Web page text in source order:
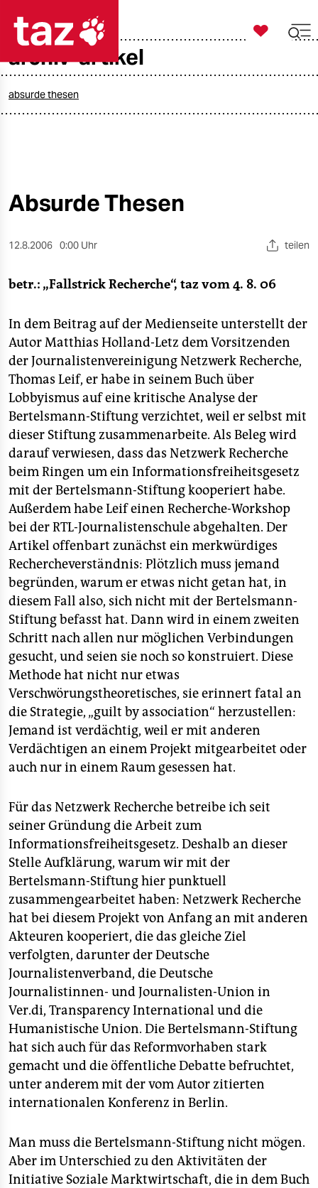
öko
sport
berlin
nord
wahrheit
verlag
verlag
veranstaltungen
shop
fragen & hilfe
unterstützen
abo
genossenschaft
epaper login

taz zahl ich
archiv-artikel
absurde thesen
Absurde Thesen
12.8.2006 0:00 Uhr teilen
betr.: „Fallstrick Recherche“, taz vom 4. 8. 06
In dem Beitrag auf der Medienseite unterstellt der
Autor Matthias Holland-Letz dem Vorsitzenden
der Journalistenvereinigung Netzwerk Recherche,
Thomas Leif, er habe in seinem Buch über
Lobbyismus auf eine kritische Analyse der
Bertelsmann-Stiftung verzichtet, weil er selbst mit
dieser Stiftung zusammenarbeite. Als Beleg wird
darauf verwiesen, dass das Netzwerk Recherche
beim Ringen um ein Informationsfreiheitsgesetz
mit der Bertelsmann-Stiftung kooperiert habe.
Außerdem habe Leif einen Recherche-Workshop
bei der RTL-Journalistenschule abgehalten. Der
Artikel offenbart zunächst ein merkwürdiges
Rechercheverständnis: Plötzlich muss jemand
begründen, warum er etwas nicht getan hat, in
diesem Fall also, sich nicht mit der Bertelsmann-
Stiftung befasst hat. Dann wird in einem zweiten
Schritt nach allen nur möglichen Verbindungen
gesucht, und seien sie noch so konstruiert. Diese
Methode hat nicht nur etwas
Verschwörungstheoretisches, sie erinnert fatal an
die Strategie, „guilt by association“ herzustellen:
Jemand ist verdächtig, weil er mit anderen
Verdächtigen an einem Projekt mitgearbeitet oder
auch nur in einem Raum gesessen hat.
Für das Netzwerk Recherche betreibe ich seit
seiner Gründung die Arbeit zum
Informationsfreiheitsgesetz. Deshalb an dieser
Stelle Aufklärung, warum wir mit der
Bertelsmann-Stiftung hier punktuell
zusammengearbeitet haben: Netzwerk Recherche
hat bei diesem Projekt von Anfang an mit anderen
Akteuren kooperiert, die das gleiche Ziel
verfolgten, darunter der Deutsche
Journalistenverband, die Deutsche
Journalistinnen- und Journalisten-Union in
Ver.di, Transparency International und die
Humanistische Union. Die Bertelsmann-Stiftung
hat sich auch für das Reformvorhaben stark
gemacht und die öffentliche Debatte befruchtet,
unter anderem mit der vom Autor zitierten
internationalen Konferenz in Berlin.
Man muss die Bertelsmann-Stiftung nicht mögen.
Aber im Unterschied zu den Aktivitäten der
Initiative Soziale Marktwirtschaft, die in dem Buch